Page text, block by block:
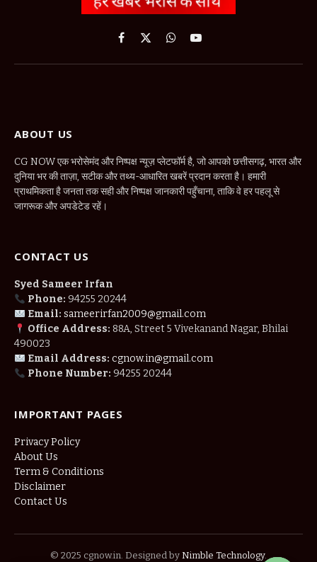
Facebook
X
WhatsApp
YouTube
ABOUT US
CG NOW एक भरोसेमंद और निष्पक्ष न्यूज़ प्लेटफॉर्म है, जो आपको छत्तीसगढ़, भारत और
दुनिया भर की ताज़ा, सटीक और तथ्य-आधारित खबरें प्रदान करता है। हमारी
प्राथमिकता है जनता तक सही और निष्पक्ष जानकारी पहुँचाना, ताकि वे हर पहलू से
जागरूक और अपडेटेड रहें।
CONTACT US
Syed Sameer Irfan
Phone: 94255 20244
Email: sameerirfan2009@gmail.com
Office Address: 88A, Street 5 Vivekanand Nagar, Bhilai
490023
Email Address: cgnow.in@gmail.com
Phone Number: 94255 20244
IMPORTANT PAGES
Privacy Policy
About Us
Term & Conditions
Disclaimer
Contact Us
© 2025 cgnow.in. Designed by Nimble Technology.